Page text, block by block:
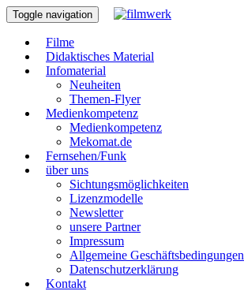
Toggle navigation
Filme
Didaktisches Material
Infomaterial
Neuheiten
Themen-Flyer
Medienkompetenz
Medienkompetenz
Mekomat.de
Fernsehen/Funk
über uns
Sichtungsmöglichkeiten
Lizenzmodelle
Newsletter
unsere Partner
Impressum
Allgemeine Geschäftsbedingungen
Datenschutzerklärung
Kontakt